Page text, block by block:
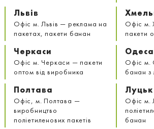
Львів
Офіс м. Львів — реклама на
пакетах, пакети банан
Офіс м.
пакети
Черкаси
Офіс м. Черкаси — пакети
оптом від виробника
Одеса
Офіс м.
банан з
Полтава
Офіс, м. Полтава —
виробництво
поліетиленових пакетів
Луцьк
Офіс м.
банан